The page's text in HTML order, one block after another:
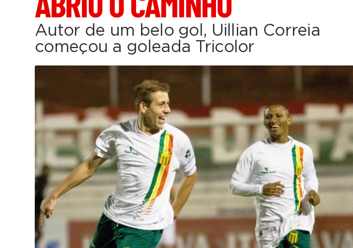
Autor de um belo gol, Uillian Correia
começou a goleada Tricolor